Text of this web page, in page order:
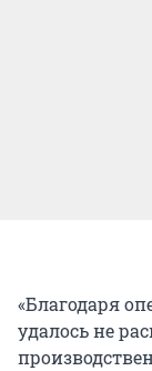
«Благодаря
удалось не